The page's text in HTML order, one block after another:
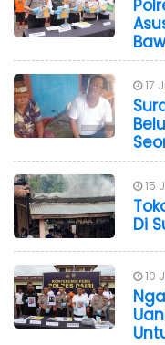
17
15
Di
10